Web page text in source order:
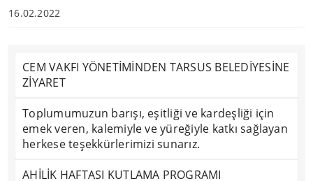
16.02.2022
CEM VAKFI YÖNETİMİNDEN TARSUS BELEDİYESİNE
ZİYARET
Toplumumuzun barışı, eşitliği ve kardeşliği için
emek veren, kalemiyle ve yüreğiyle katkı sağlayan
herkese teşekkürlerimizi sunarız.
AHİLİK HAFTASI KUTLAMA PROGRAMI